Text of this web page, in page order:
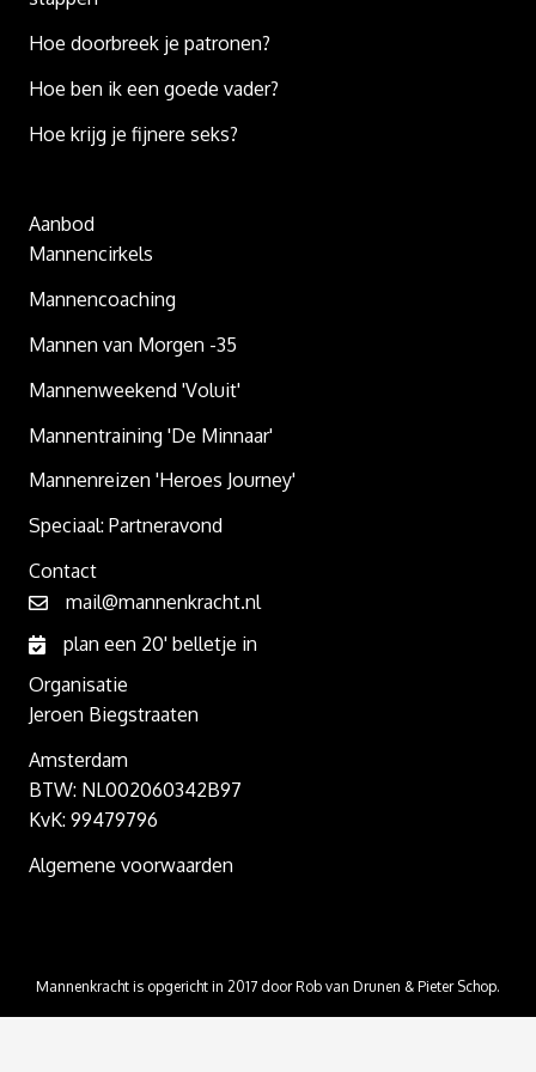
Hoe doorbreek je patronen?
Hoe ben ik een goede vader?
Hoe krijg je fijnere seks?
Aanbod
Mannencirkels
Mannencoaching
Mannen van Morgen -35
Mannenweekend 'Voluit'
Mannentraining 'De Minnaar'
Mannenreizen 'Heroes Journey'
Speciaal: Partneravond
Contact
mail@mannenkracht.nl
plan een 20' belletje in
Organisatie
Jeroen Biegstraaten
Amsterdam
BTW: NL002060342B97
KvK: 99479796
Algemene voorwaarden
Mannenkracht is opgericht in 2017 door Rob van Drunen & Pieter Schop.